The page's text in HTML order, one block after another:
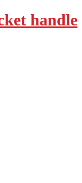
handle